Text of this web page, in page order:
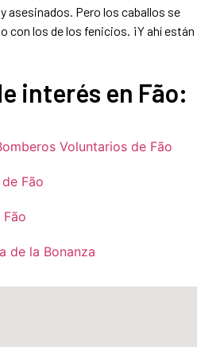
asesinados. Pero los caballos se
con los de los fenicios. ¡Y ahí están
interés en Fão:
Voluntarios de Fão
Fão
de la Bonanza